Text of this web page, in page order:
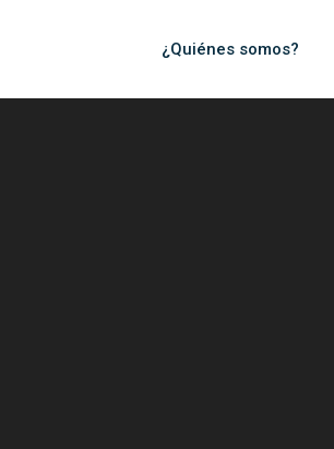
¿Quiénes somos?